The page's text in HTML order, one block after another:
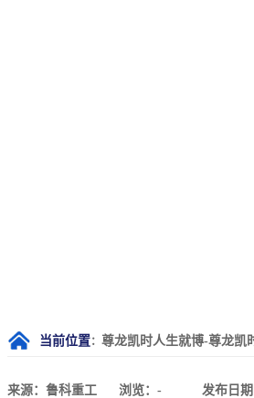
当前位置： 尊龙凯时人生就博-尊龙凯
来源：鲁科重工 浏览： - 发布日期